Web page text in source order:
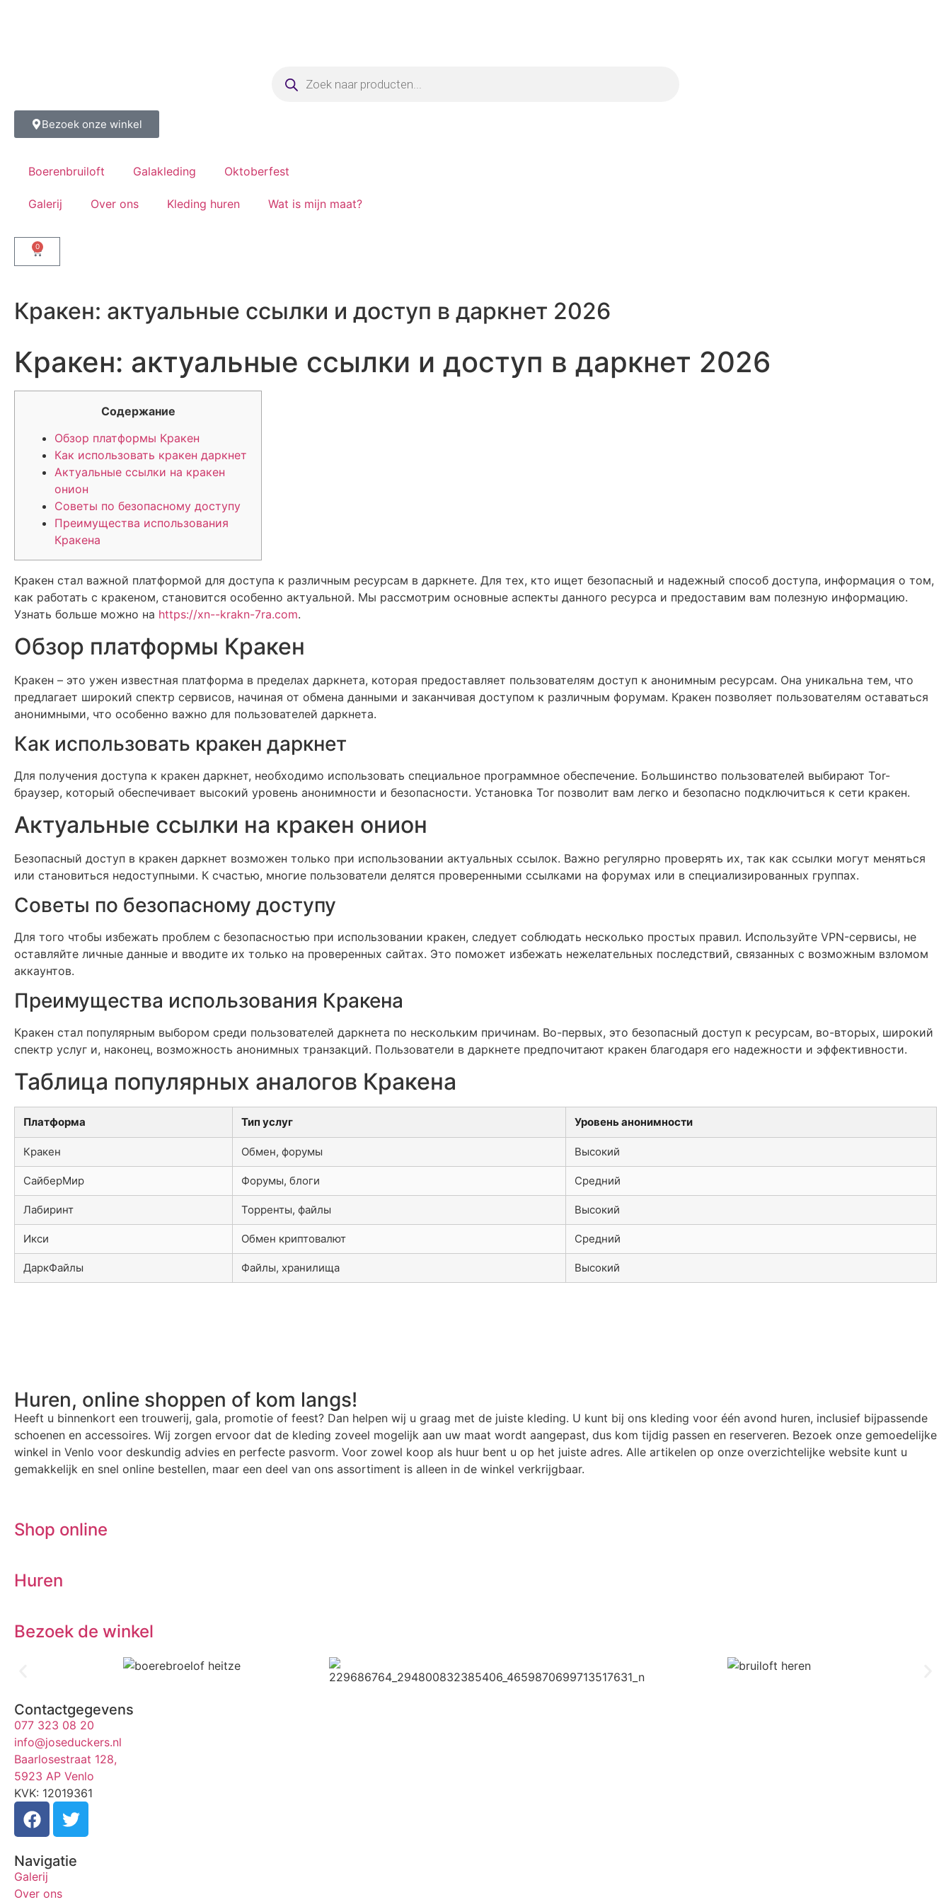
Bezoek onze winkel
Boerenbruiloft Galakleding Oktoberfest
Galerij Over ons Kleding huren Wat is mijn maat?
0
Кракен: актуальные ссылки и доступ в даркнет 2026
Кракен: актуальные ссылки и доступ в даркнет 2026
Содержание
Обзор платформы Кракен
Как использовать кракен даркнет
Актуальные ссылки на кракен
онион
Советы по безопасному доступу
Преимущества использования
Кракена
Кракен стал важной платформой для доступа к различным ресурсам в даркнете. Для тех, кто ищет безопасный и надежный способ доступа, информация о том,
как работать с кракеном, становится особенно актуальной. Мы рассмотрим основные аспекты данного ресурса и предоставим вам полезную информацию.
Узнать больше можно на https://xn--krakn-7ra.com.
Обзор платформы Кракен
Кракен – это ужен известная платформа в пределах даркнета, которая предоставляет пользователям доступ к анонимным ресурсам. Она уникальна тем, что
предлагает широкий спектр сервисов, начиная от обмена данными и заканчивая доступом к различным форумам. Кракен позволяет пользователям оставаться
анонимными, что особенно важно для пользователей даркнета.
Как использовать кракен даркнет
Для получения доступа к кракен даркнет, необходимо использовать специальное программное обеспечение. Большинство пользователей выбирают Tor-
браузер, который обеспечивает высокий уровень анонимности и безопасности. Установка Tor позволит вам легко и безопасно подключиться к сети кракен.
Актуальные ссылки на кракен онион
Безопасный доступ в кракен даркнет возможен только при использовании актуальных ссылок. Важно регулярно проверять их, так как ссылки могут меняться
или становиться недоступными. К счастью, многие пользователи делятся проверенными ссылками на форумах или в специализированных группах.
Советы по безопасному доступу
Для того чтобы избежать проблем с безопасностью при использовании кракен, следует соблюдать несколько простых правил. Используйте VPN-сервисы, не
оставляйте личные данные и вводите их только на проверенных сайтах. Это поможет избежать нежелательных последствий, связанных с возможным взломом
аккаунтов.
Преимущества использования Кракена
Кракен стал популярным выбором среди пользователей даркнета по нескольким причинам. Во-первых, это безопасный доступ к ресурсам, во-вторых, широкий
спектр услуг и, наконец, возможность анонимных транзакций. Пользователи в даркнете предпочитают кракен благодаря его надежности и эффективности.
Таблица популярных аналогов Кракена
Платформа Тип услуг Уровень анонимности
Кракен Обмен, форумы Высокий
СайберМир Форумы, блоги Средний
Лабиринт Торренты, файлы Высокий
Икси Обмен криптовалют Средний
ДаркФайлы Файлы, хранилища Высокий
Huren, online shoppen of kom langs!
Heeft u binnenkort een trouwerij, gala, promotie of feest? Dan helpen wij u graag met de juiste kleding. U kunt bij ons kleding voor één avond huren, inclusief bijpassende
schoenen en accessoires. Wij zorgen ervoor dat de kleding zoveel mogelijk aan uw maat wordt aangepast, dus kom tijdig passen en reserveren. Bezoek onze gemoedelijke
winkel in Venlo voor deskundig advies en perfecte pasvorm. Voor zowel koop als huur bent u op het juiste adres. Alle artikelen op onze overzichtelijke website kunt u
gemakkelijk en snel online bestellen, maar een deel van ons assortiment is alleen in de winkel verkrijgbaar.
Shop online
Huren
Bezoek de winkel
Contactgegevens
077 323 08 20
info@joseduckers.nl
Baarlosestraat 128,
5923 AP Venlo
KVK: 12019361
Navigatie
Galerij
Over ons